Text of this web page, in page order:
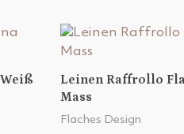
Leinen Raffrollo
Mass
Flaches Design